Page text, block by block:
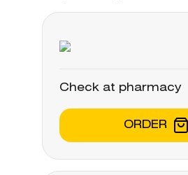
Check at pharmacy
ORDER